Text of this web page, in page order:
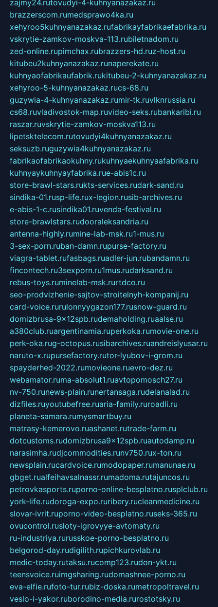
zajmy24.rutovudyi-4-kuhnyanazakaz.ru
brazzerscom.rumedsprawo4ka.ru
xehyroo5kuhnyanazakaz.rufabrikayfabrikaefabrika.ru
vskrytie-zamkov-moskva-113.rubiletnadom.ru
zed-online.rupimchax.rubrazzers-hd.ruz-host.ru
kitubeu2kuhnyanazakaz.runaperekate.ru
kuhnyaofabrikaufabrik.rukitubeu-2-kuhnyanazakaz.ru
xehyroo-5-kuhnyanazakaz.rucs-68.ru
guzywia-4-kuhnyanazakaz.rumir-tk.ruvlknrussia.ru
cs68.ruvladivostok-map.ruvideo-seks.rubankaribi.ru
raszar.ruvskrytie-zamkov-moskva113.ru
lipetsktelecom.rutovudyi4kuhnyanazakaz.ru
seksuzb.ruguzywia4kuhnyanazakaz.ru
fabrikaofabrikaokuhny.rukuhnyaekuhnyaafabrika.ru
kuhnyaykuhnyayfabrika.rue-abis1c.ru
store-brawl-stars.rukts-services.rudark-sand.ru
sindika-01.rusp-life.rux-legion.rusib-archives.ru
e-abis-1-c.rusindika01.ruvenda-festival.ru
store-brawlstars.rudooraleksandria.ru
antenna-highly.rumine-lab-msk.ru1-mus.ru
3-sex-porn.ruban-damn.rupurse-factory.ru
viagra-tablet.rufasbags.ruadler-jun.rubandamn.ru
fincontech.ru3sexporn.ru1mus.rudarksand.ru
rebus-toys.ruminelab-msk.rurtdco.ru
seo-prodvizhenie-sajtov-stroitelnyh-kompanij.ru
card-voice.rurulonnyygazon177.rusnow-guard.ru
domizbrusa-9x12spb.rudemaholding.ruaalse.ru
a380club.ruargentinamia.ruperkoka.rumovie-one.ru
perk-oka.rug-octopus.rusibarchives.ruandreislyusar.ru
naruto-x.rupursefactory.rutor-lyubov-i-grom.ru
spayderhed-2022.rumovieone.ruevro-dez.ru
webamator.ruma-absolut1.ruavtopomosch27.ru
nv-750.runews-plain.runertansaga.rudelanalad.ru
dizfiles.ruyoutubefree.ruaria-family.ruroadli.ru
planeta-samara.rumysmartbuy.ru
matrasy-kemerovo.ruashanet.rutrade-farm.ru
dotcustoms.rudomizbrusa9x12spb.ruautodamp.ru
narasimha.rudjcommodities.runv750.rux-ton.ru
newsplain.rucardvoice.rumodopaper.rumanunae.ru
gbget.rualfeihavsalnassr.rumadoma.rutajuncos.ru
petrovkasports.ruporno-online-besplatno.rusplclub.ru
york-life.rudoroga-expo.ruribery.rucleanmedicine.ru
slovar-ivrit.ruporno-video-besplatno.ruseks-365.ru
ovucontrol.rusloty-igrovyye-avtomaty.ru
ru-industriya.rurusskoe-porno-besplatno.ru
belgorod-day.rudigilith.rupichkurovlab.ru
medic-today.rutaksu.rucomp123.rudon-ykt.ru
teensvoice.ruimgsharing.rudomashnee-porno.ru
eva-elfie.rufoto-tur.rubiz-doska.rumetropoltravel.ru
veslo-i-yakor.ruborodino-media.rurostotsky.ru